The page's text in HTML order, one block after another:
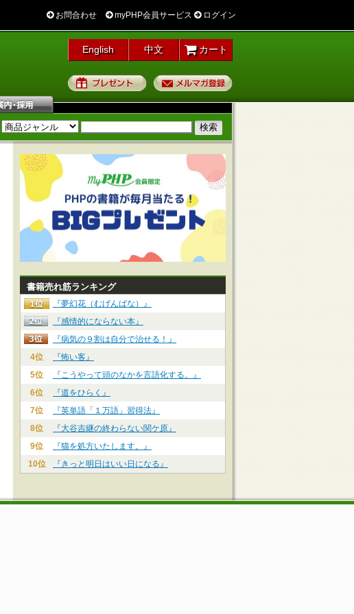
お問合わせ myPHP会員サービス ログイン
English 中文 カート
プレゼント
書籍売れ筋ランキング
『夢幻花（むげんばな）』
『感情的にならない本』
『病気の９割は自分で治せる！』
4位
『怖い客』
5位
『こうやって頭のなかを言語化する。』
6位
『道をひらく』
7位
『英単語「１万語」習得法』
8位
『大谷吉継の終わらない関ケ原』
9位
『猫を処方いたします。』
10位
『きっと明日はいい日になる』